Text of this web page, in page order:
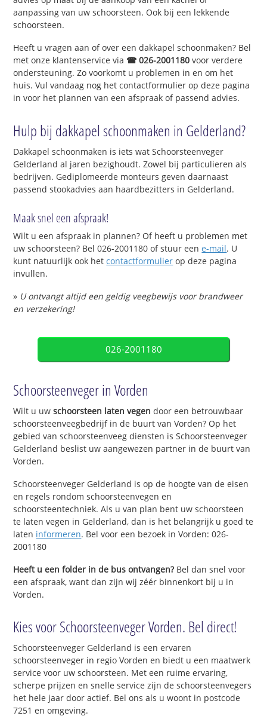
aanpassing van uw schoorsteen. Ook bij een lekkende
schoorsteen.
Heeft u vragen aan of over een dakkapel schoonmaken? Bel
met onze klantenservice via ☎ 026-2001180 voor verdere
ondersteuning. Zo voorkomt u problemen in en om het
huis. Vul vandaag nog het contactformulier op deze pagina
in voor het plannen van een afspraak of passend advies.
Hulp bij dakkapel schoonmaken in Gelderland?
Dakkapel schoonmaken is iets wat Schoorsteenveger
Gelderland al jaren bezighoudt. Zowel bij particulieren als
bedrijven. Gediplomeerde monteurs geven daarnaast
passend stookadvies aan haardbezitters in Gelderland.
Maak snel een afspraak!
Wilt u een afspraak in plannen? Of heeft u problemen met
uw schoorsteen? Bel 026-2001180 of stuur eene-mail. U
kunt natuurlijk ook hetcontactformulier op deze pagina
invullen.
» U ontvangt altijd een geldig veegbewijs voor brandweer
en verzekering!
026-2001180
Schoorsteenveger in Vorden
Wilt u uwschoorsteen laten vegen door een betrouwbaar
schoorsteenveegbedrijf in de buurt van Vorden? Op het
gebied van schoorsteenveeg diensten is Schoorsteenveger
Gelderland beslist uw aangewezen partner in de buurt van
Vorden.
Schoorsteenveger Gelderland is op de hoogte van de eisen
en regels rondom schoorsteenvegen en
schoorsteentechniek. Als u van plan bent uw schoorsteen
te laten vegen in Gelderland, dan is het belangrijk u goed te
laten informeren. Bel voor een bezoek in Vorden: 026-
2001180
Heeft u een folder in de bus ontvangen?Bel dan snel voor
een afspraak, want dan zijn wij zéér binnenkort bij u in
Vorden.
Kies voor Schoorsteenveger Vorden. Bel direct!
Schoorsteenveger Gelderland is een ervaren
schoorsteenveger in regio Vorden en biedt u een maatwerk
service voor uw schoorsteen. Met een ruime ervaring,
scherpe prijzen en snelle service zijn de schoorsteenvegers
het hele jaar door actief. Bel ons als u woont in postcode
7251 en omgeving.